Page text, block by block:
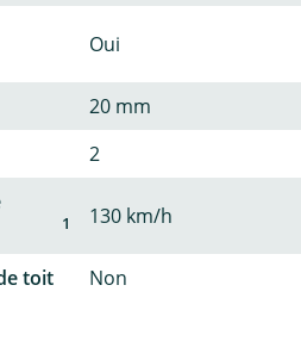
Oui
20 mm
2
1 130 km/h
toit Non